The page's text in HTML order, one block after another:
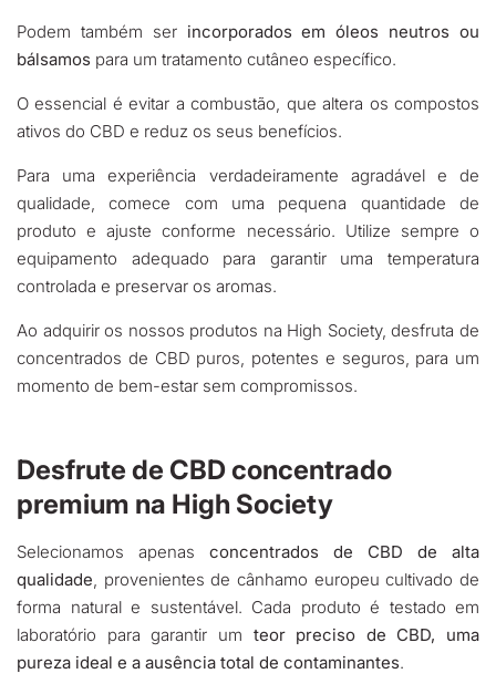
Podem também ser incorporados em óleos neutros ou
bálsamos para um tratamento cutâneo específico.
O essencial é evitar a combustão, que altera os compostos
ativos do CBD e reduz os seus benefícios.
Para uma experiência verdadeiramente agradável e de
qualidade, comece com uma pequena quantidade de
produto e ajuste conforme necessário. Utilize sempre o
equipamento adequado para garantir uma temperatura
controlada e preservar os aromas.
Ao adquirir os nossos produtos na High Society, desfruta de
concentrados de CBD puros, potentes e seguros, para um
momento de bem-estar sem compromissos.
Desfrute de CBD concentrado
premium na High Society
Selecionamos apenas concentrados de CBD de alta
qualidade , provenientes de cânhamo europeu cultivado de
forma natural e sustentável. Cada produto é testado em
laboratório para garantir um teor preciso de CBD, uma
pureza ideal e a ausência total de contaminantes.